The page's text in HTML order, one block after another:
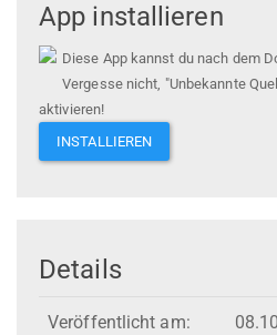
App installieren
Diese App kannst du nach dem
Vergesse nicht, "Unbekannte
aktivieren!
INSTALLIEREN
Details
Veröffentlicht am: